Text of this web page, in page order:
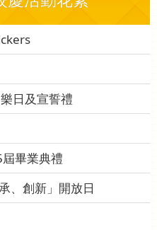
日及宣誓禮
畢業典禮
、創新」開放日